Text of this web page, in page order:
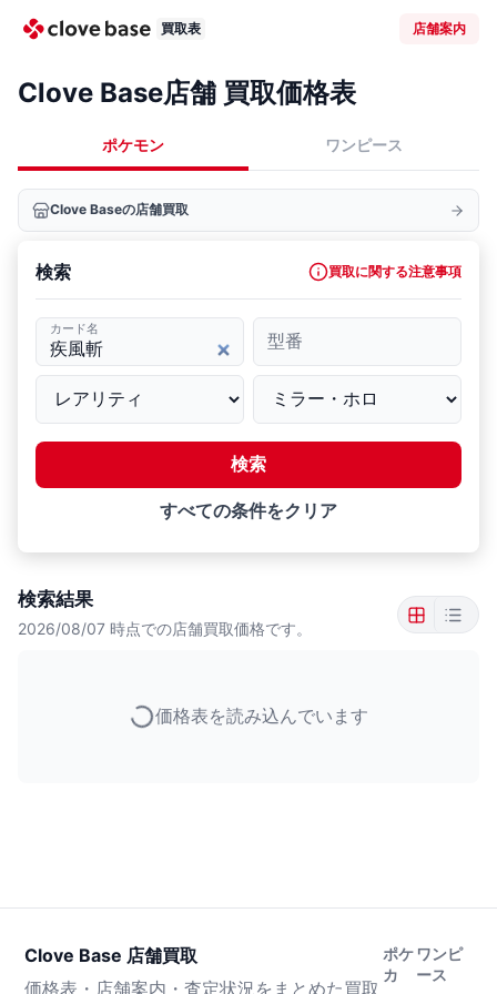
買取表 店舗案内
Clove Base店舗 買取価格表
ポケモン ワンピース
Clove Baseの店舗買取
検索 買取に関する注意事項
カード名
型番
検索
すべての条件をクリア
検索結果
2026/08/07 時点での店舗買取価格です。
価格表を読み込んでいます
Clove Base 店舗買取
価格表・店舗案内・査定状況をまとめた買取
ポケ
カ
ワンピ
ース